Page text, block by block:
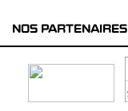
NOS PARTENAIRES